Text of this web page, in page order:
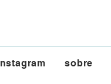
sobre